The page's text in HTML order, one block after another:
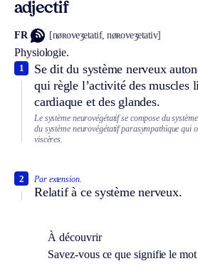
adjectif
FR [nøʀoveʒetatif, nøʀoveʒetativ]
Physiologie.
Se dit du système nerveux
qui règle l’activité des muscles
cardiaque et des glandes.
1
Le système neurovégétatif se compose du
du système neurovégétatif parasympathique qui
viscères.
Par extension.
Relatif à ce système nerveux.
2
À découvrir
Savez-vous ce que signifie le mot